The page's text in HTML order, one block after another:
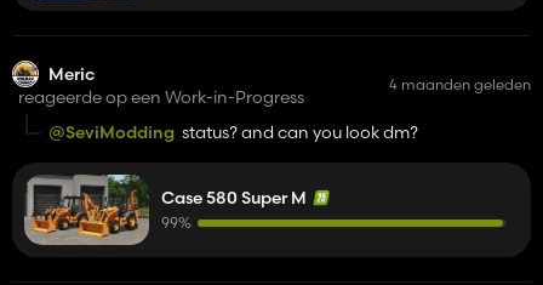
Meric
reageerde op een Work-in-Progress
4 maanden geleden
@SeviModding status? and can you look dm?
Case 580 Super M
99%